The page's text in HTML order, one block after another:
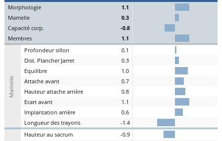
Morphologie
1.1
Mamelle
0.3
Capacité corp.
-0.8
Membres 1.1
Mamelle
Profondeursillon
0.1
Dist. Plancher Jarret
0.3
Equilibre
1.0
Attache avant
0.7
Hauteurattache arrière
0.8
Ecart avant
1.1
Implantation arrière
0.6
Longueur des trayons -1.4
Hauteur au sacrum
-0.9